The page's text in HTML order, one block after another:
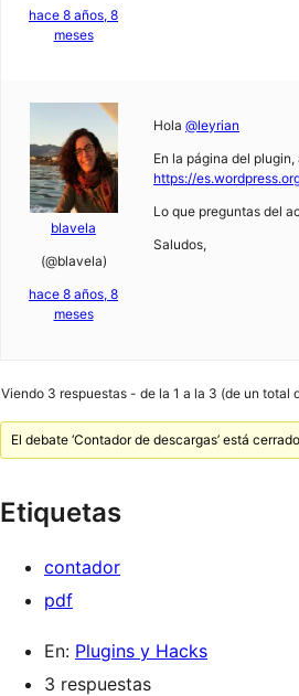
hace 8 años, 8
meses
blavela
(@blavela)
hace 8 años, 8
meses
Hola @leyrian
En la página del
https://
Lo que preguntas del
Saludos,
Viendo 3 respuestas - de la 1 a la 3 (de un total
El debate ‘Contador de descargas’ está
Etiquetas
contador
pdf
En: Plugins y Hacks
3 respuestas